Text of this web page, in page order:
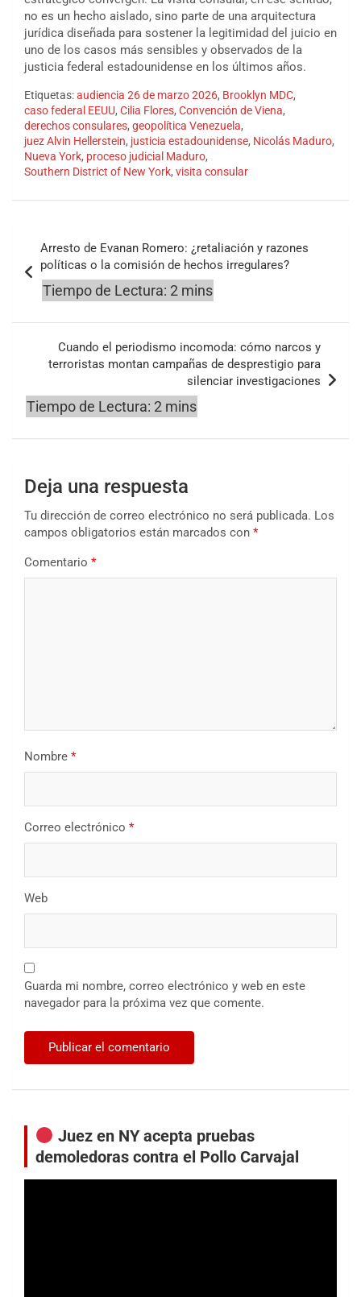
no es un hecho aislado, sino parte de una arquitectura
jurídica diseñada para sostener la legitimidad del juicio en
uno de los casos más sensibles y observados de la
justicia federal estadounidense en los últimos años.
Etiquetas:audiencia 26 de marzo 2026, Brooklyn MDC,
caso federal EEUU, Cilia Flores, Convención de Viena,
derechos consulares, geopolítica Venezuela,
juez Alvin Hellerstein, justicia estadounidense, Nicolás Maduro,
Nueva York, proceso judicial Maduro,
Southern District of New York, visita consular
de
entradas
Arresto de Evanan Romero: ¿retaliación y razones
políticas o la comisión de hechos irregulares?
Cuando el periodismo incomoda: cómo narcos y
terroristas montan campañas de desprestigio para
silenciar investigaciones
Deja una respuesta
Tu dirección de correo electrónico no será publicada. Los
campos obligatorios están marcados con *
Comentario *
Nombre *
Correo electrónico *
Web
Guarda mi nombre, correo electrónico y web en este
navegador para la próxima vez que comente.
Juez en NY acepta pruebas
demoledoras contra el Pollo Carvajal